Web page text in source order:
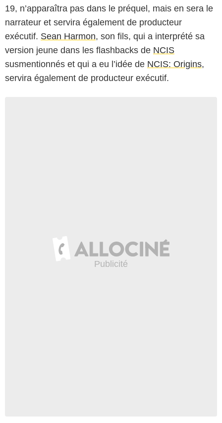
19, n’apparaîtra pas dans le préquel, mais en sera le
narrateur et servira également de producteur
exécutif. Sean Harmon, son fils, qui a interprété sa
version jeune dans les flashbacks de NCIS
susmentionnés et qui a eu l’idée de NCIS: Origins,
servira également de producteur exécutif.